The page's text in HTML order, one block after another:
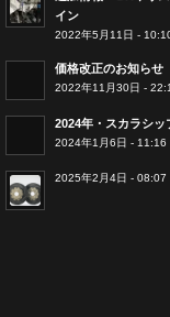
イン
2022年5月11日 -
価格改正のお知らせ
2022年11月30日 -
2024年・スカラシッ
2024年1月6日 - 11:16
2025年2月4日 - 08:07